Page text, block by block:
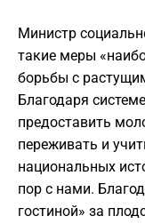
Министр
такие меры
борьбы с
Благодаря
предоставить
переживать и
национальных
пор с нами.
гостиной» за